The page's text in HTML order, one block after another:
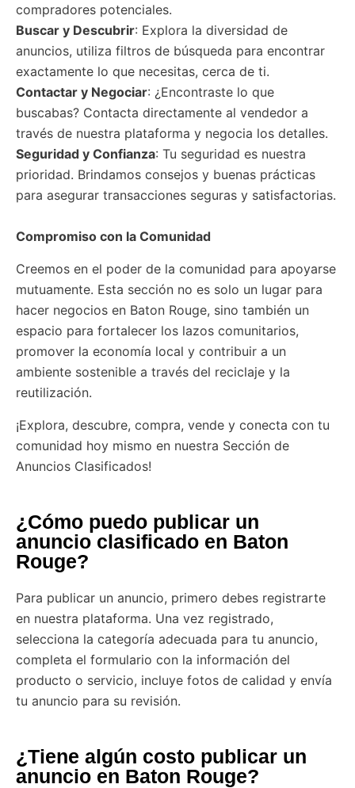
compradores potenciales.
Buscar y Descubrir: Explora la diversidad de
anuncios, utiliza filtros de búsqueda para encontrar
exactamente lo que necesitas, cerca de ti.
Contactar y Negociar: ¿Encontraste lo que
buscabas? Contacta directamente al vendedor a
través de nuestra plataforma y negocia los detalles.
Seguridad y Confianza: Tu seguridad es nuestra
prioridad. Brindamos consejos y buenas prácticas
para asegurar transacciones seguras y satisfactorias.
Compromiso con la Comunidad
Creemos en el poder de la comunidad para apoyarse
mutuamente. Esta sección no es solo un lugar para
hacer negocios en Baton Rouge, sino también un
espacio para fortalecer los lazos comunitarios,
promover la economía local y contribuir a un
ambiente sostenible a través del reciclaje y la
reutilización.
¡Explora, descubre, compra, vende y conecta con tu
comunidad hoy mismo en nuestra Sección de
Anuncios Clasificados!
¿Cómo puedo publicar un
anuncio clasificado en Baton
Rouge?
Para publicar un anuncio, primero debes registrarte
en nuestra plataforma. Una vez registrado,
selecciona la categoría adecuada para tu anuncio,
completa el formulario con la información del
producto o servicio, incluye fotos de calidad y envía
tu anuncio para su revisión.
¿Tiene algún costo publicar un
anuncio en Baton Rouge?